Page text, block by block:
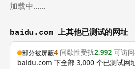
加载中……
baidu.com 上其他已测试的网址
部分被屏蔽4 间歇性受扰2,992 可访问
baidu.com 下全部 3,000 个已测试网